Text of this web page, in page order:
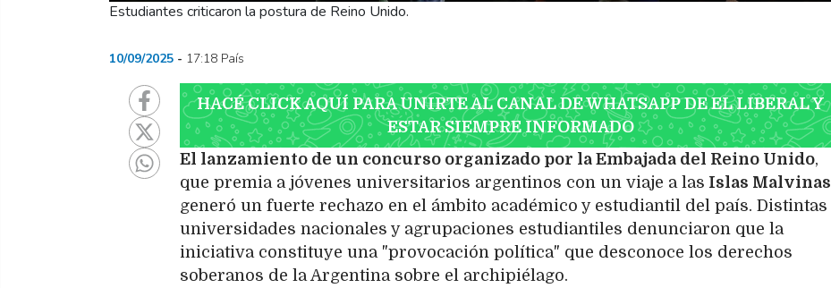
Estudiantes criticaron la postura de Reino Unido.
10/09/2025 17:18 País
HACÉ CLICK AQUÍ PARA UNIRTE AL CANAL DE WHATSAPP DE EL LIBERAL Y
ESTAR SIEMPRE INFORMADO
El lanzamiento de un concurso organizado por la Embajada del Reino Unido,
que premia a jóvenes universitarios argentinos con un viaje a las Islas Malvinas
generó un fuerte rechazo en el ámbito académico y estudiantil del país. Distintas
universidades nacionales y agrupaciones estudiantiles denunciaron que la
iniciativa constituye una "provocación política" que desconoce los derechos
soberanos de la Argentina sobre el archipiélago.